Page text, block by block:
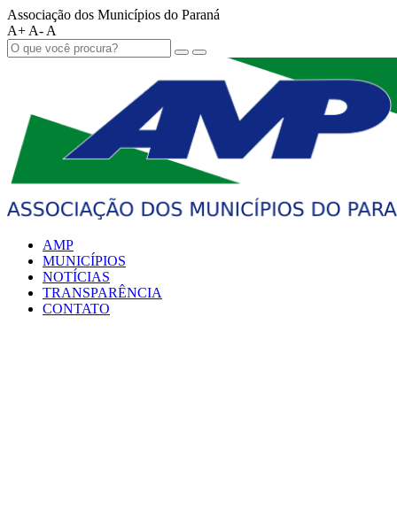
Associação dos Municípios do Paraná
A+ A- A
AMP
MUNICÍPIOS
NOTÍCIAS
TRANSPARÊNCIA
CONTATO